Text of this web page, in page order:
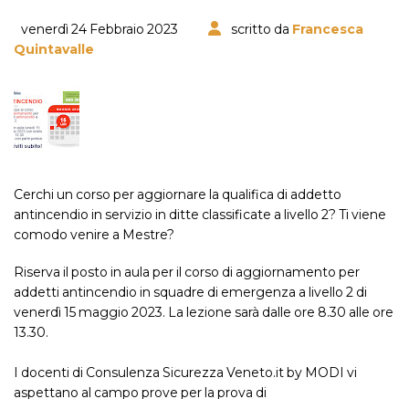
venerdì 24 Febbraio 2023 scritto da Francesca
Quintavalle
Cerchi un corso per aggiornare la qualifica di addetto
antincendio in servizio in ditte classificate a livello 2? Ti viene
comodo venire a Mestre?
Riserva il posto in aula per il corso di aggiornamento per
addetti antincendio in squadre di emergenza a livello 2 di
venerdì 15 maggio 2023. La lezione sarà dalle ore 8.30 alle ore
13.30.
I docenti di Consulenza Sicurezza Veneto.it by MODI vi
aspettano al campo prove per la prova di